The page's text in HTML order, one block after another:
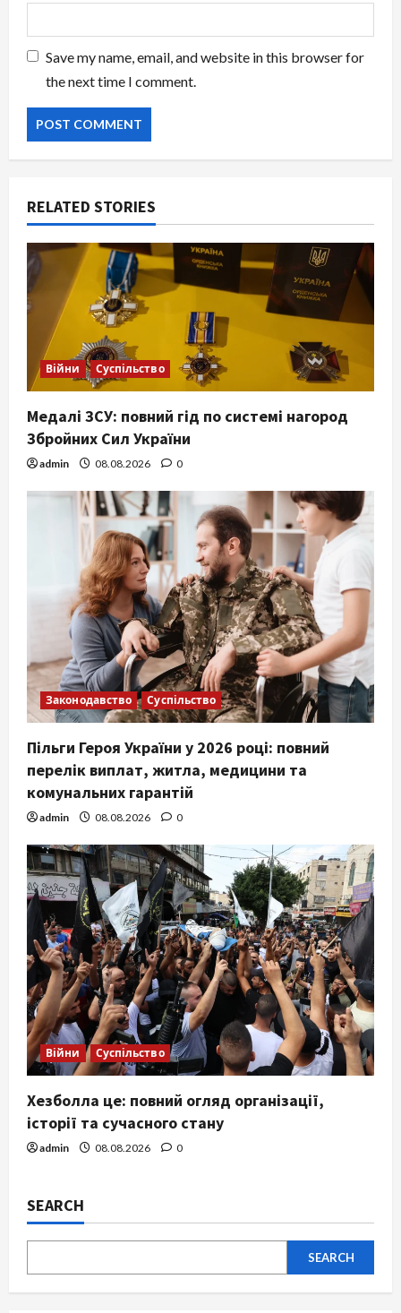
Save my name, email, and website in this browser for
the next time I comment.
RELATED STORIES
Війни Суспільство
Медалі ЗСУ: повний гід по системі нагород
Збройних Сил України
admin 08.08.2026 0
Законодавство Суспільство
Пільги Героя України у 2026 році: повний
перелік виплат, житла, медицини та
комунальних гарантій
admin 08.08.2026 0
Війни Суспільство
Хезболла це: повний огляд організації,
історії та сучасного стану
admin 08.08.2026 0
SEARCH
SEARCH